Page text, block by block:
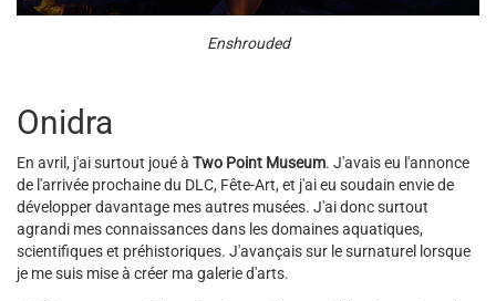
Enshrouded
Onidra
En avril, j'ai surtout joué à Two Point Museum. J'avais eu l'annonce
de l'arrivée prochaine du DLC, Fête-Art, et j'ai eu soudain envie de
développer davantage mes autres musées. J'ai donc surtout
agrandi mes connaissances dans les domaines aquatiques,
scientifiques et préhistoriques. J'avançais sur le surnaturel lorsque
je me suis mise à créer ma galerie d'arts.